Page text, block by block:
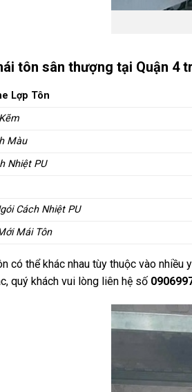
tôn sân thượng tại Quận 4
Lợp Tôn
Màu
Nhiệt PU
Cách Nhiệt PU
Mái Tôn
có thể khác nhau tùy thuộc vào
quý khách vui lòng liên hệ số